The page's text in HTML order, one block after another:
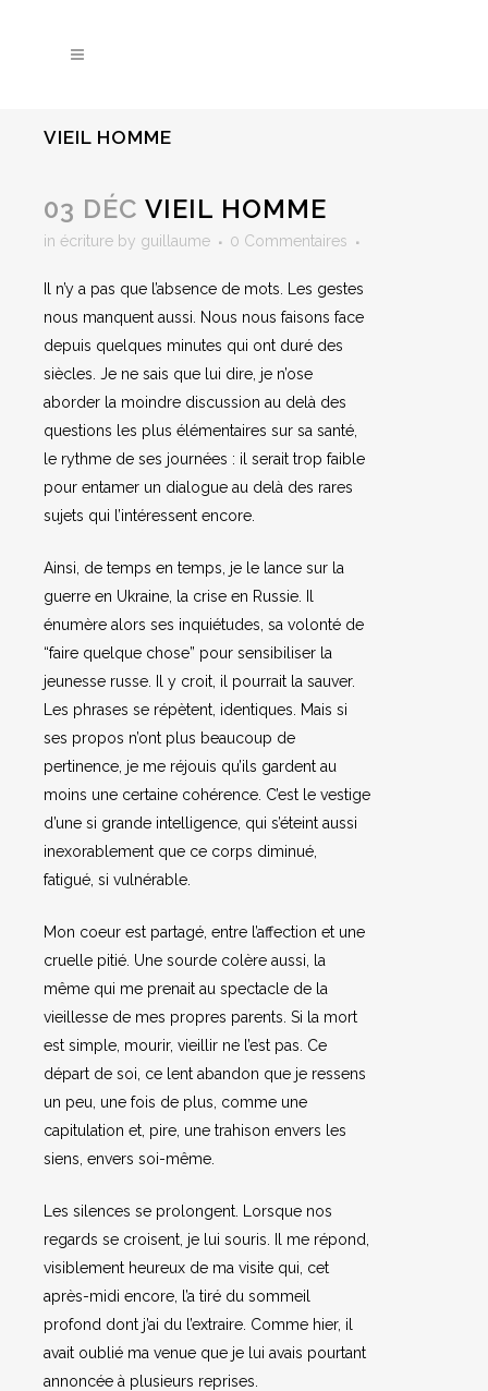
VIEIL HOMME
03 DÉC VIEIL HOMME
in écriture by guillaume 0 Commentaires
Il n’y a pas que l’absence de mots. Les gestes
nous manquent aussi. Nous nous faisons face
depuis quelques minutes qui ont duré des
siècles. Je ne sais que lui dire, je n’ose
aborder la moindre discussion au delà des
questions les plus élémentaires sur sa santé,
le rythme de ses journées : il serait trop faible
pour entamer un dialogue au delà des rares
sujets qui l’intéressent encore.
Ainsi, de temps en temps, je le lance sur la
guerre en Ukraine, la crise en Russie. Il
énumère alors ses inquiétudes, sa volonté de
“faire quelque chose” pour sensibiliser la
jeunesse russe. Il y croit, il pourrait la sauver.
Les phrases se répètent, identiques. Mais si
ses propos n’ont plus beaucoup de
pertinence, je me réjouis qu’ils gardent au
moins une certaine cohérence. C’est le vestige
d’une si grande intelligence, qui s’éteint aussi
inexorablement que ce corps diminué,
fatigué, si vulnérable.
Mon coeur est partagé, entre l’affection et une
cruelle pitié. Une sourde colère aussi, la
même qui me prenait au spectacle de la
vieillesse de mes propres parents. Si la mort
est simple, mourir, vieillir ne l’est pas. Ce
départ de soi, ce lent abandon que je ressens
un peu, une fois de plus, comme une
capitulation et, pire, une trahison envers les
siens, envers soi-même.
Les silences se prolongent. Lorsque nos
regards se croisent, je lui souris. Il me répond,
visiblement heureux de ma visite qui, cet
après-midi encore, l’a tiré du sommeil
profond dont j’ai du l’extraire. Comme hier, il
avait oublié ma venue que je lui avais pourtant
annoncée à plusieurs reprises.